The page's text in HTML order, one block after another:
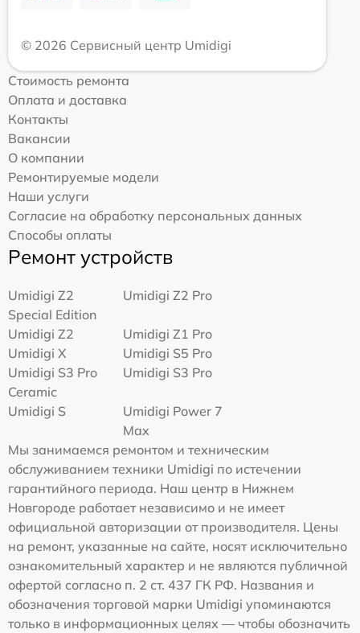
© 2026 Сервисный центр Umidigi
Стоимость ремонта
Оплата и доставка
Контакты
Вакансии
О компании
Ремонтируемые модели
Наши услуги
Согласие на обработку персональных данных
Способы оплаты
Ремонт устройств
Umidigi Z2
Special Edition
Umidigi Z2 Pro
Umidigi Z2
Umidigi Z1 Pro
Umidigi X
Umidigi S5 Pro
Umidigi S3 Pro
Ceramic
Umidigi S3 Pro
Umidigi S
Umidigi Power 7
Max
Мы занимаемся ремонтом и техническим
обслуживанием техники Umidigi по истечении
гарантийного периода. Наш центр в Нижнем
Новгороде работает независимо и не имеет
официальной авторизации от производителя. Цены
на ремонт, указанные на сайте, носят исключительно
ознакомительный характер и не являются публичной
офертой согласно п. 2 ст. 437 ГК РФ. Названия и
обозначения торговой марки Umidigi упоминаются
только в информационных целях — чтобы обозначить